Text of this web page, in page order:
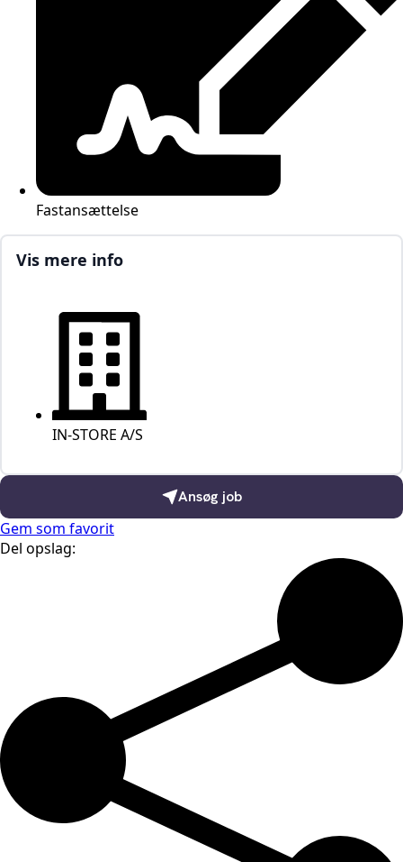
Fastansættelse
Vis mere info
IN-STORE A/S
Ansøg job
Gem som favorit
Del opslag: